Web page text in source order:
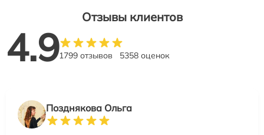
Отзывы клиентов
4.91799 отзывов 5358 оценок
Позднякова Ольга